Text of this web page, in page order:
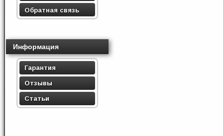
Обратная связь
Информация
Гарантия
Отзывы
Статьи